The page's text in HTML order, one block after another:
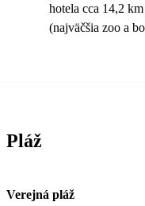
hotela cca 14,2
(najväčšia zoo a
Pláž
Verejná pláž